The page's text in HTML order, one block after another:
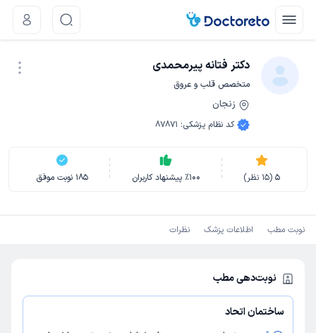
دکتر فتانه پیرمحمدی
متخصص قلب و عروق
زنجان
کد نظام پزشکی:
87871
5
(
15 نظر) ٪100 پیشنهاد کاربران 185 نوبت موفق
نوبت مطب اطلاعات پزشک نظرات
نوبت‌دهی مطب
ساختمان اتحاد